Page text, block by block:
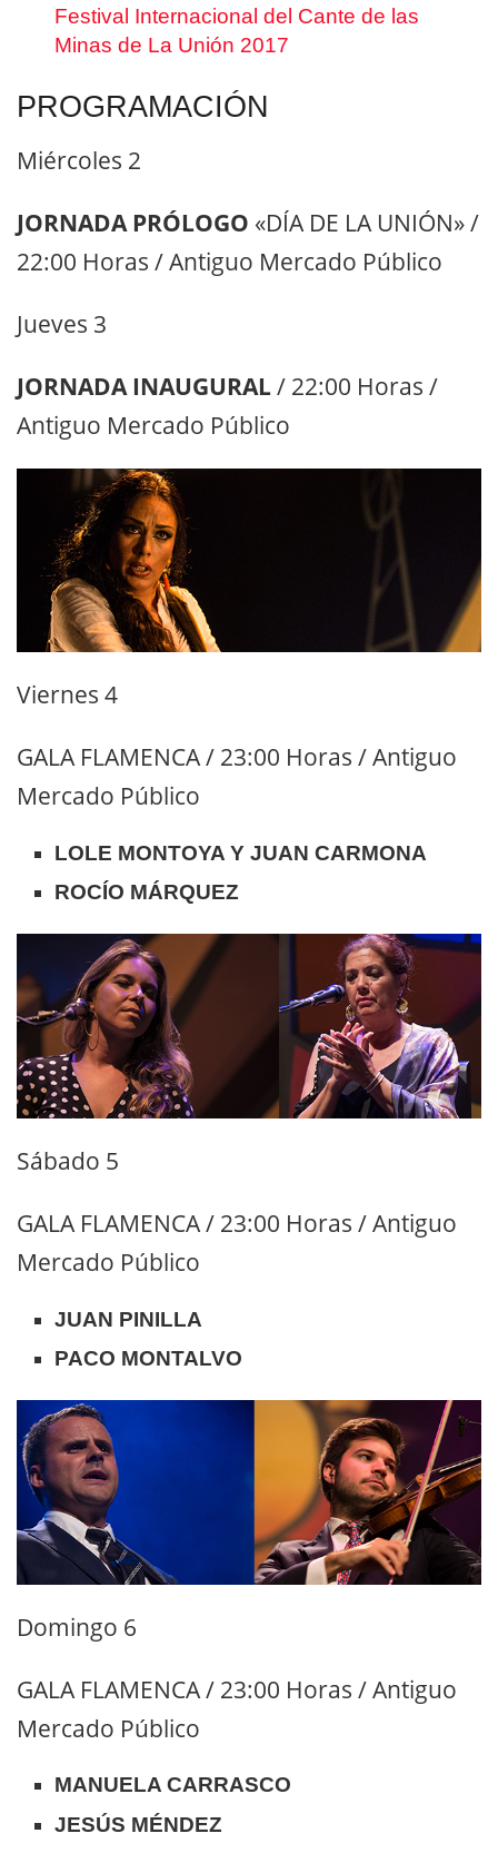
Festival Internacional del Cante de las
Minas de La Unión 2017
PROGRAMACIÓN
Miércoles 2
JORNADA PRÓLOGO «DÍA DE LA UNIÓN» /
22:00 Horas / Antiguo Mercado Público
Jueves 3
JORNADA INAUGURAL/ 22:00 Horas /
Antiguo Mercado Público
Viernes 4
GALA FLAMENCA / 23:00 Horas / Antiguo
Mercado Público
LOLE MONTOYA Y JUAN CARMONA
ROCÍO MÁRQUEZ
Sábado 5
GALA FLAMENCA / 23:00 Horas / Antiguo
Mercado Público
JUAN PINILLA
PACO MONTALVO
Domingo 6
GALA FLAMENCA / 23:00 Horas / Antiguo
Mercado Público
MANUELA CARRASCO
JESÚS MÉNDEZ